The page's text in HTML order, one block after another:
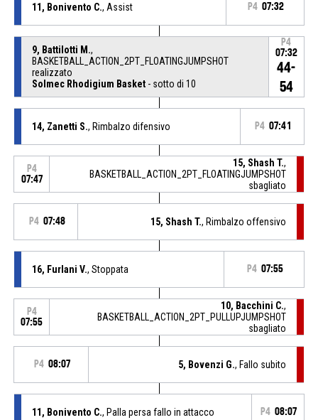
11, Bonivento C., Assist P4 07:32
9, Battilotti M.,
BASKETBALL_ACTION_2PT_FLOATINGJUMPSHOT
realizzato
Solmec Rhodigium Basket- sotto di 10
P4
07:32
44-
54
14, Zanetti S., Rimbalzo difensivo P4 07:41
P4
07:47
15, Shash T.,
BASKETBALL_ACTION_2PT_FLOATINGJUMPSHOT
sbagliato
P4 07:48 15, Shash T., Rimbalzo offensivo
16, Furlani V., Stoppata P4 07:55
P4
07:55
10, Bacchini C.,
BASKETBALL_ACTION_2PT_PULLUPJUMPSHOT
sbagliato
P4 08:07 5, Bovenzi G., Fallo subito
11, Bonivento C., Palla persa fallo in attacco P4 08:07